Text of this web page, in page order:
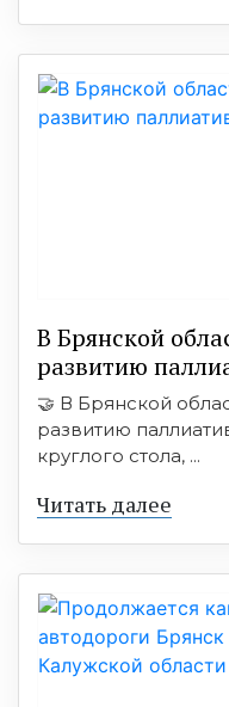
В Брянской
развитию
🤝 В Брянской
развитию
круглого стола, ...
Читать далее